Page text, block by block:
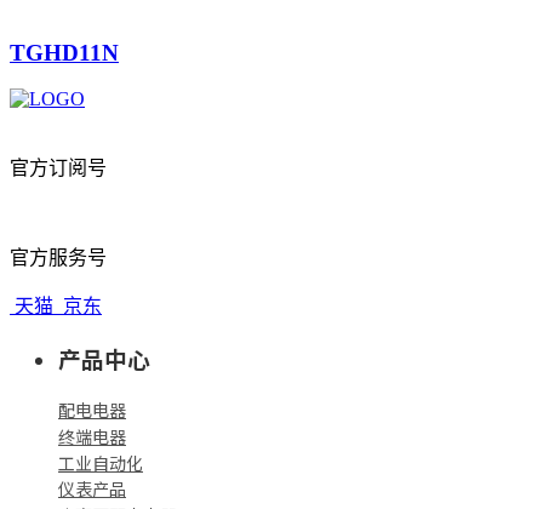
TGHD11N
官方订阅号
官方服务号
天猫 京东
产品中心
配电电器
终端电器
工业自动化
仪表产品